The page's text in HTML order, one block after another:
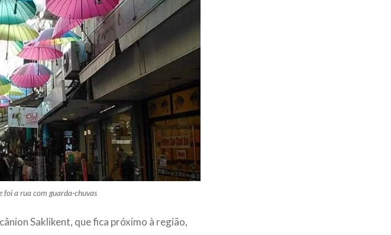
foi a rua com guarda-chuvas
Saklikent, que fica próximo à região,